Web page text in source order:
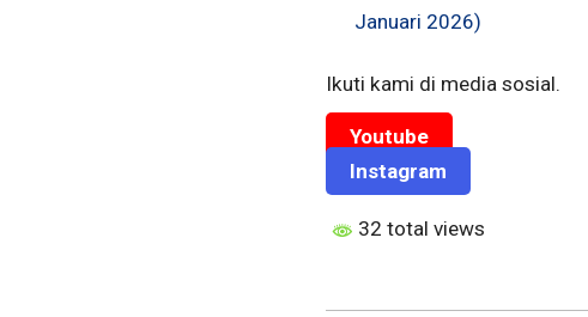
Januari 2026)
Ikuti kami di media sosial.
Youtube
Instagram
32 total views